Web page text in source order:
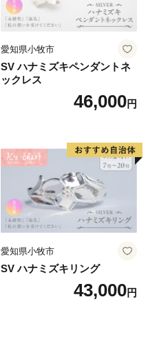
愛知県小牧市
SV ハナミズキペンダントネ
ックレス
46,000円
愛知県小牧市
SV ハナミズキリング
43,000円